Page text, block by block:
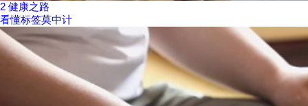
2 健康之路
看懂标签莫中计